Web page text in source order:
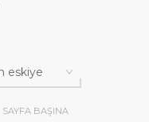
SAYFA BAŞINA